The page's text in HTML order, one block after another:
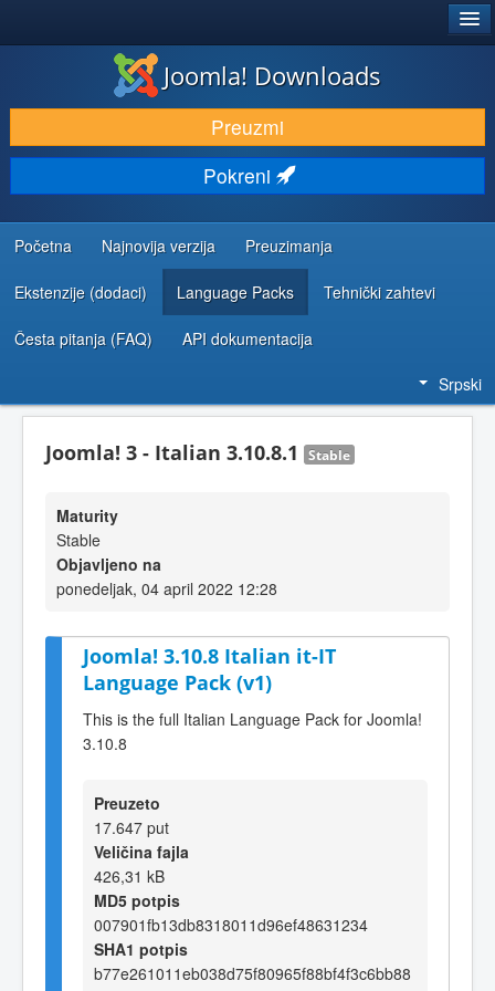
PREUZIMANJE I PROŠIRENJA (EKSTENZIJE)
OTKRIJTE I NAUČITE
ZAJEDNICA I PODRŠKA
RESURSI ZA RAZVOJ
Joomla! Downloads
Preuzmi
Pokreni
Početna Najnovija verzija Preuzimanja
Ekstenzije (dodaci) Language Packs Tehnički zahtevi
Česta pitanja (FAQ) API dokumentacija
Srpski
Joomla! 3 - Italian 3.10.8.1 Stable
Maturity
Stable
Objavljeno na
ponedeljak, 04 april 2022 12:28
Joomla! 3.10.8 Italian it-IT
Language Pack (v1)
This is the full Italian Language Pack for Joomla!
3.10.8
Preuzeto
17.647 put
Veličina fajla
426,31 kB
MD5 potpis
007901fb13db8318011d96ef48631234
SHA1 potpis
b77e261011eb038d75f80965f88bf4f3c6bb88